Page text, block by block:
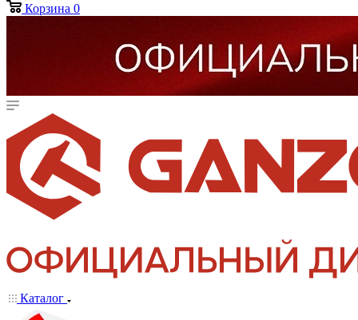
Корзина 0
Каталог